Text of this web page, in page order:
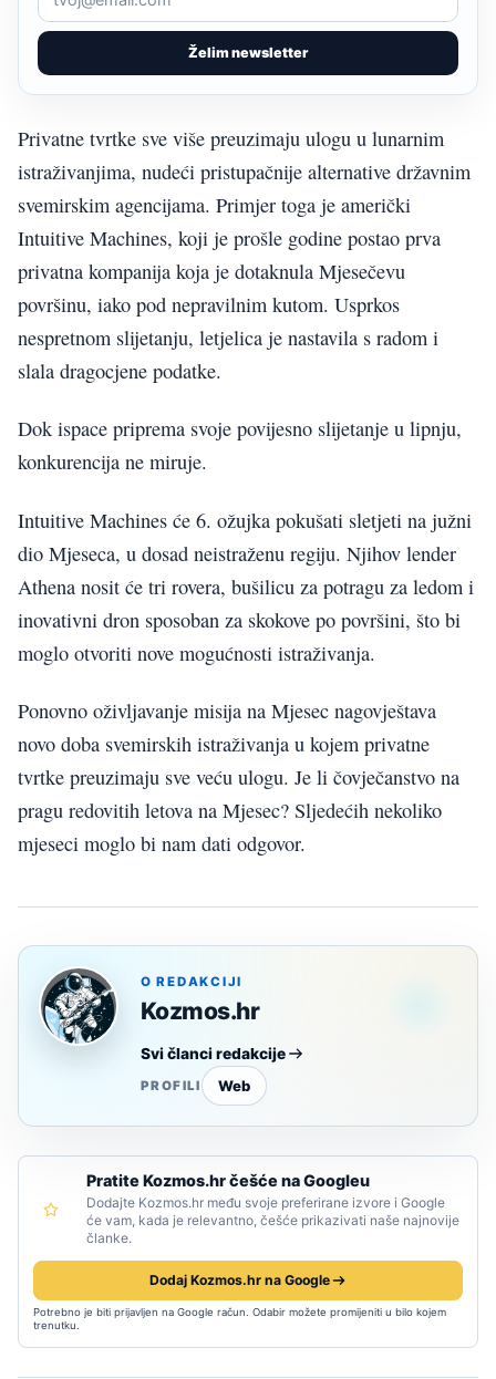
Želim newsletter
Privatne tvrtke sve više preuzimaju ulogu u lunarnim
istraživanjima, nudeći pristupačnije alternative državnim
svemirskim agencijama. Primjer toga je američki
Intuitive Machines, koji je prošle godine postao prva
privatna kompanija koja je dotaknula Mjesečevu
površinu, iako pod nepravilnim kutom. Usprkos
nespretnom slijetanju, letjelica je nastavila s radom i
slala dragocjene podatke.
Dok ispace priprema svoje povijesno slijetanje u lipnju,
konkurencija ne miruje.
Intuitive Machines će 6. ožujka pokušati sletjeti na južni
dio Mjeseca, u dosad neistraženu regiju. Njihov lender
Athena nosit će tri rovera, bušilicu za potragu za ledom i
inovativni dron sposoban za skokove po površini, što bi
moglo otvoriti nove mogućnosti istraživanja.
Ponovno oživljavanje misija na Mjesec nagovještava
novo doba svemirskih istraživanja u kojem privatne
tvrtke preuzimaju sve veću ulogu. Je li čovječanstvo na
pragu redovitih letova na Mjesec? Sljedećih nekoliko
mjeseci moglo bi nam dati odgovor.
O REDAKCIJI
Kozmos.hr
Svi članci redakcije
PROFILI Web
Pratite Kozmos.hr češće na Googleu
Dodajte Kozmos.hr među svoje preferirane izvore i Google
će vam, kada je relevantno, češće prikazivati naše najnovije
članke.
Dodaj Kozmos.hr na Google
Potrebno je biti prijavljen na Google račun. Odabir možete promijeniti u bilo kojem
trenutku.